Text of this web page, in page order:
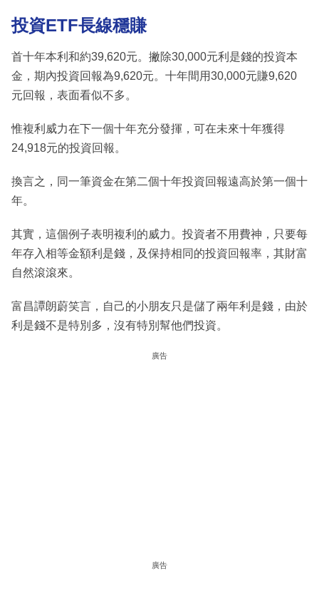
投資ETF長線穩賺
首十年本利和約39,620元。撇除30,000元利是錢的投資本
金，期內投資回報為9,620元。十年間用30,000元賺9,620
元回報，表面看似不多。
惟複利威力在下一個十年充分發揮，可在未來十年獲得
24,918元的投資回報。
換言之，同一筆資金在第二個十年投資回報遠高於第一個十
年。
其實，這個例子表明複利的威力。投資者不用費神，只要每
年存入相等金額利是錢，及保持相同的投資回報率，其財富
自然滾滾來。
富昌譚朗蔚笑言，自己的小朋友只是儲了兩年利是錢，由於
利是錢不是特別多，沒有特別幫他們投資。
廣告
廣告